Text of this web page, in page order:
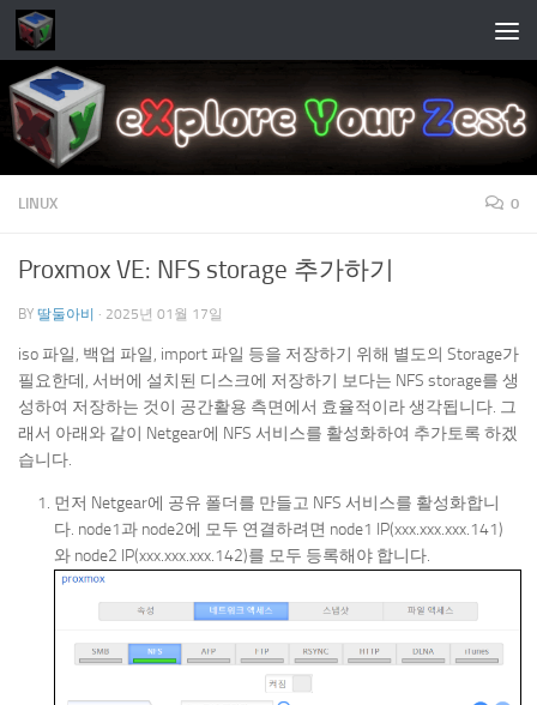
Skip to content
LINUX 0
Proxmox VE: NFS storage 추가하기
BY 딸둘아비 · 2025년 01월 17일
iso 파일, 백업 파일, import 파일 등을 저장하기 위해 별도의 Storage가
필요한데, 서버에 설치된 디스크에 저장하기 보다는 NFS storage를 생
성하여 저장하는 것이 공간활용 측면에서 효율적이라 생각됩니다. 그
래서 아래와 같이 Netgear에 NFS 서비스를 활성화하여 추가토록 하겠
습니다.
먼저 Netgear에 공유 폴더를 만들고 NFS 서비스를 활성화합니
다. node1과 node2에 모두 연결하려면 node1 IP(xxx.xxx.xxx.141)
와 node2 IP(xxx.xxx.xxx.142)를 모두 등록해야 합니다.